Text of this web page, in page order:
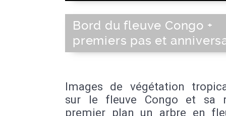
Bord du fleuve Congo +
premiers pas et
Images de végétation
sur le fleuve Congo et sa
premier plan un arbre en